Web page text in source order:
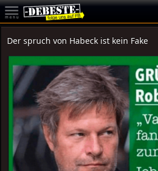
Der spruch von Habeck ist kein Fake